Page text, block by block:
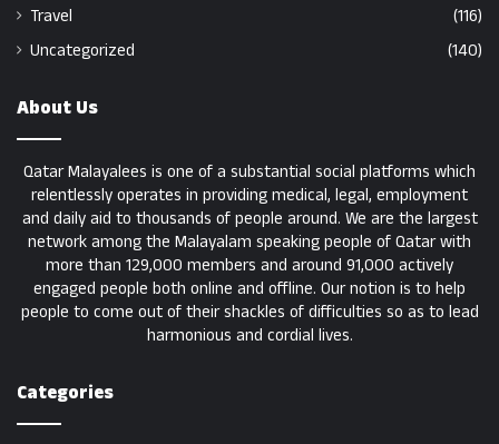
Travel
(116)
Uncategorized
(140)
About Us
Qatar Malayalees is one of a substantial social platforms which
relentlessly operates in providing medical, legal, employment
and daily aid to thousands of people around. We are the largest
network among the Malayalam speaking people of Qatar with
more than 129,000 members and around 91,000 actively
engaged people both online and offline. Our notion is to help
people to come out of their shackles of difficulties so as to lead
harmonious and cordial lives.
Categories